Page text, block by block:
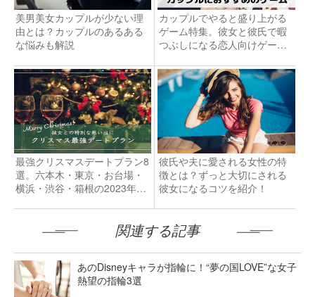
美男美女カップルが少ない理
由とは？カップルのあるある
な悩みも解説
カップルでやると盛り上がる
ゲーム特集。彼女と彼氏で暇
つぶしになる恋人向けゲーム
最強クリスマスデートプラン8
選。六本木・東京・お台場・
横浜・渋谷・箱根の2023年お
彼氏や夫に愛される女性の特
徴とは？ずっと大切にされる
彼女になるコツを紹介！
関連する記事
あのDisneyキャラが指輪に！“夢の国LOVE”な女子
熱望の指輪3選